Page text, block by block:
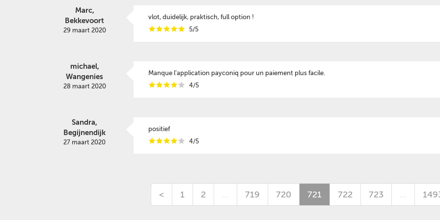
Marc,
Bekkevoort
29 maart 2020
vlot, duidelijk, praktisch, full option !
iiiii 5/5
michael,
Wangenies
28 maart 2020
Manque l'application payconiq pour un paiement plus facile.
iiiii 4/5
Sandra,
Begijnendijk
27 maart 2020
positief
iiiii 4/5
< 1 2 … 719 720 721 722 723 …